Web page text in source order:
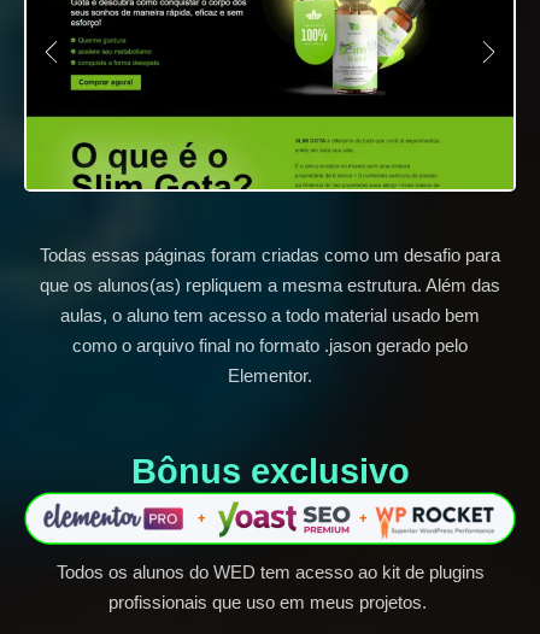
Todas essas páginas foram criadas como um desafio para
que os alunos(as) repliquem a mesma estrutura. Além das
aulas, o aluno tem acesso a todo material usado bem
como o arquivo final no formato .jason gerado pelo
Elementor.
Bônus exclusivo​
Todos os alunos do WED tem acesso ao kit de plugins
profissionais que uso em meus projetos.